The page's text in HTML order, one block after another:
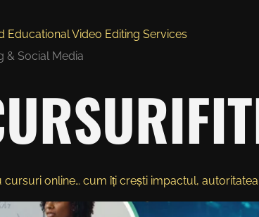
Educational Video Editing Services
& Social Media
online… cum îți crești impactul,